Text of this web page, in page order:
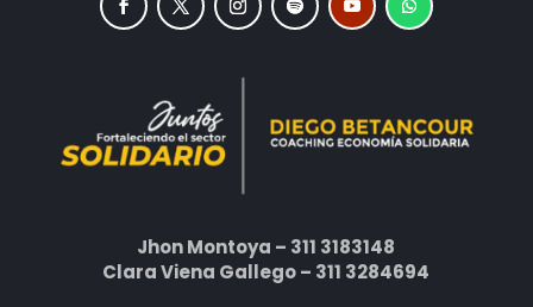
Jhon Montoya – 311 3183148
Clara Viena Gallego – 311 3284694